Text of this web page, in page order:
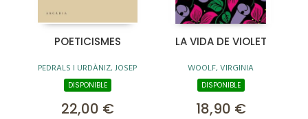
POETICISMES
PEDRALS I URDÀNIZ, JOSEP
DISPONIBLE
22,00 €
LA VIDA DE VIOLET
WOOLF, VIRGINIA
DISPONIBLE
18,90 €